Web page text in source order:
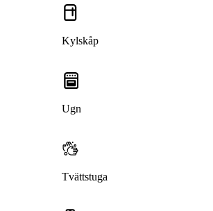
Kylskåp
Ugn
Tvättstuga